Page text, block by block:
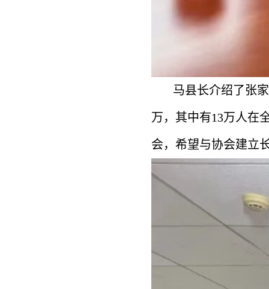
马县长介绍了张
万，其中有13万人在
会，希望与协会建立